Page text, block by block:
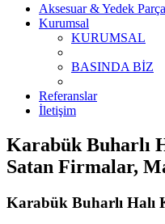
Aksesuar & Yedek Parça
Kurumsal
KURUMSAL
BASINDA BİZ
Referanslar
İletişim
Karabük Buharlı
Satan Firmalar,
Karabük Buharlı Halı